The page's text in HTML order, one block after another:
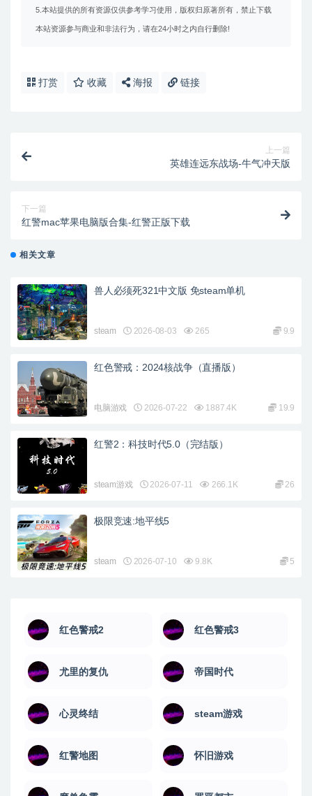
5.本站提供的所有资源仅供参考学习使用，版权归原著所有，禁止下载
本站资源参与商业和非法行为，请在24小时之内自行删除!
打赏 收藏 海报 链接
上一篇
英雄连远东战场-牛气冲天版
下一篇
红警mac苹果电脑版合集-红警正版下载
相关文章
兽人必须死321中文版 免steam单机
steam 2026-08-03 265 9.9
红色警戒：2024核战争（直播版）
电脑游戏 2026-07-22 1887.4K 19.9
红警2：科技时代5.0（完结版）
steam游戏 2026-07-11 266.1K 26
极限竞速:地平线5
steam 2026-07-10 9.8K 5
红色警戒2 红色警戒3
尤里的复仇 帝国时代
心灵终结 steam游戏
红警地图 怀旧游戏